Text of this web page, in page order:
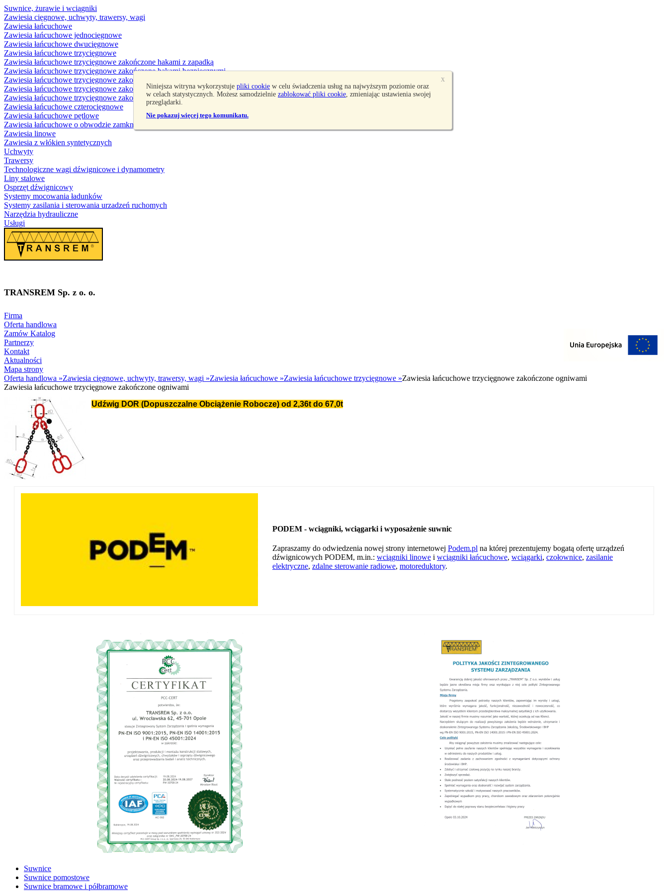
X
Niniejsza witryna wykorzystuje pliki cookie w celu świadczenia usług na najwyższym poziomie oraz
w celach statystycznych. Możesz samodzielnie zablokować pliki cookie, zmieniając ustawienia swojej
przeglądarki.
Nie pokazuj więcej tego komunikatu.
Suwnice, żurawie i wciągniki
Zawiesia cięgnowe, uchwyty, trawersy, wagi
Zawiesia łańcuchowe
Zawiesia łańcuchowe jednocięgnowe
Zawiesia łańcuchowe dwucięgnowe
Zawiesia łańcuchowe trzycięgnowe
Zawiesia łańcuchowe trzycięgnowe zakończone hakami z zapadką
Zawiesia łańcuchowe trzycięgnowe zakończone hakami bezpiecznymi
Zawiesia łańcuchowe trzycięgnowe zakończone hakami szerokimi
Zawiesia łańcuchowe trzycięgnowe zakończone ogniwami
Zawiesia łańcuchowe trzycięgnowe zakończone hakami specjalnymi
Zawiesia łańcuchowe czterocięgnowe
Zawiesia łańcuchowe pętlowe
Zawiesia łańcuchowe o obwodzie zamkniętym
Zawiesia linowe
Zawiesia z włókien syntetycznych
Uchwyty
Trawersy
Technologiczne wagi dźwignicowe i dynamometry
Liny stalowe
Osprzęt dźwignicowy
Systemy mocowania ładunków
Systemy zasilania i sterowania urzadzeń ruchomych
Narzędzia hydrauliczne
Usługi
TRANSREM Sp. z o. o.
Firma
Oferta handlowa
Zamów Katalog
Partnerzy
Kontakt
Aktualności
Mapa strony
Oferta handlowa »Zawiesia cięgnowe, uchwyty, trawersy, wagi »Zawiesia łańcuchowe »Zawiesia łańcuchowe trzycięgnowe »Zawiesia łańcuchowe trzycięgnowe zakończone ogniwami
Zawiesia łańcuchowe trzycięgnowe zakończone ogniwami
Udźwig DOR (Dopuszczalne Obciążenie Robocze) od 2,36t do 67,0t
PODEM - wciągniki, wciągarki i wyposażenie suwnic
Zapraszamy do odwiedzenia nowej strony internetowej Podem.pl na której prezentujemy bogatą ofertę urządzeń
dźwignicowych PODEM, m.in.: wciągniki linowe i wciągniki łańcuchowe, wciągarki, czołownice, zasilanie
elektryczne, zdalne sterowanie radiowe, motoreduktory.
Suwnice
Suwnice pomostowe
Suwnice bramowe i półbramowe